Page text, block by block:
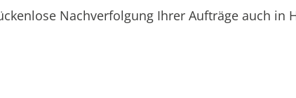
Nachverfolgung Ihrer Aufträge auch in